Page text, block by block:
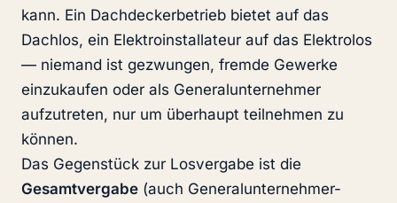
kann. Ein Dachdeckerbetrieb bietet auf das
Dachlos, ein Elektroinstallateur auf das Elektrolos
— niemand ist gezwungen, fremde Gewerke
einzukaufen oder als Generalunternehmer
aufzutreten, nur um überhaupt teilnehmen zu
können.
Das Gegenstück zur Losvergabe ist die
Gesamtvergabe (auch Generalunternehmer-